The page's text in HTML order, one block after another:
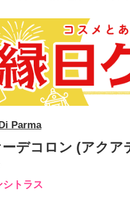
Parma
デコロン (アクア
トラス